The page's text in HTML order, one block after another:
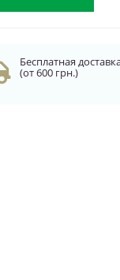
Бесплатная
(от 600 грн.)